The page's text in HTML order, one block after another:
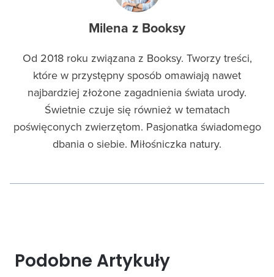
Milena z Booksy
Od 2018 roku związana z Booksy. Tworzy treści,
które w przystępny sposób omawiają nawet
najbardziej złożone zagadnienia świata urody.
Świetnie czuje się również w tematach
poświęconych zwierzętom. Pasjonatka świadomego
dbania o siebie. Miłośniczka natury.
Podobne Artykuły